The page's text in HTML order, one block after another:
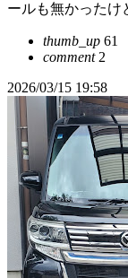
ールも無かったけ
thumb_up 61
comment2
2026/03/15 19:58